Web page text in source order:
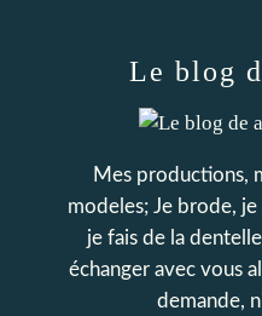
Le blog
Mes productions,
modeles; Je brode,
je fais de la
échanger avec vous
demande,